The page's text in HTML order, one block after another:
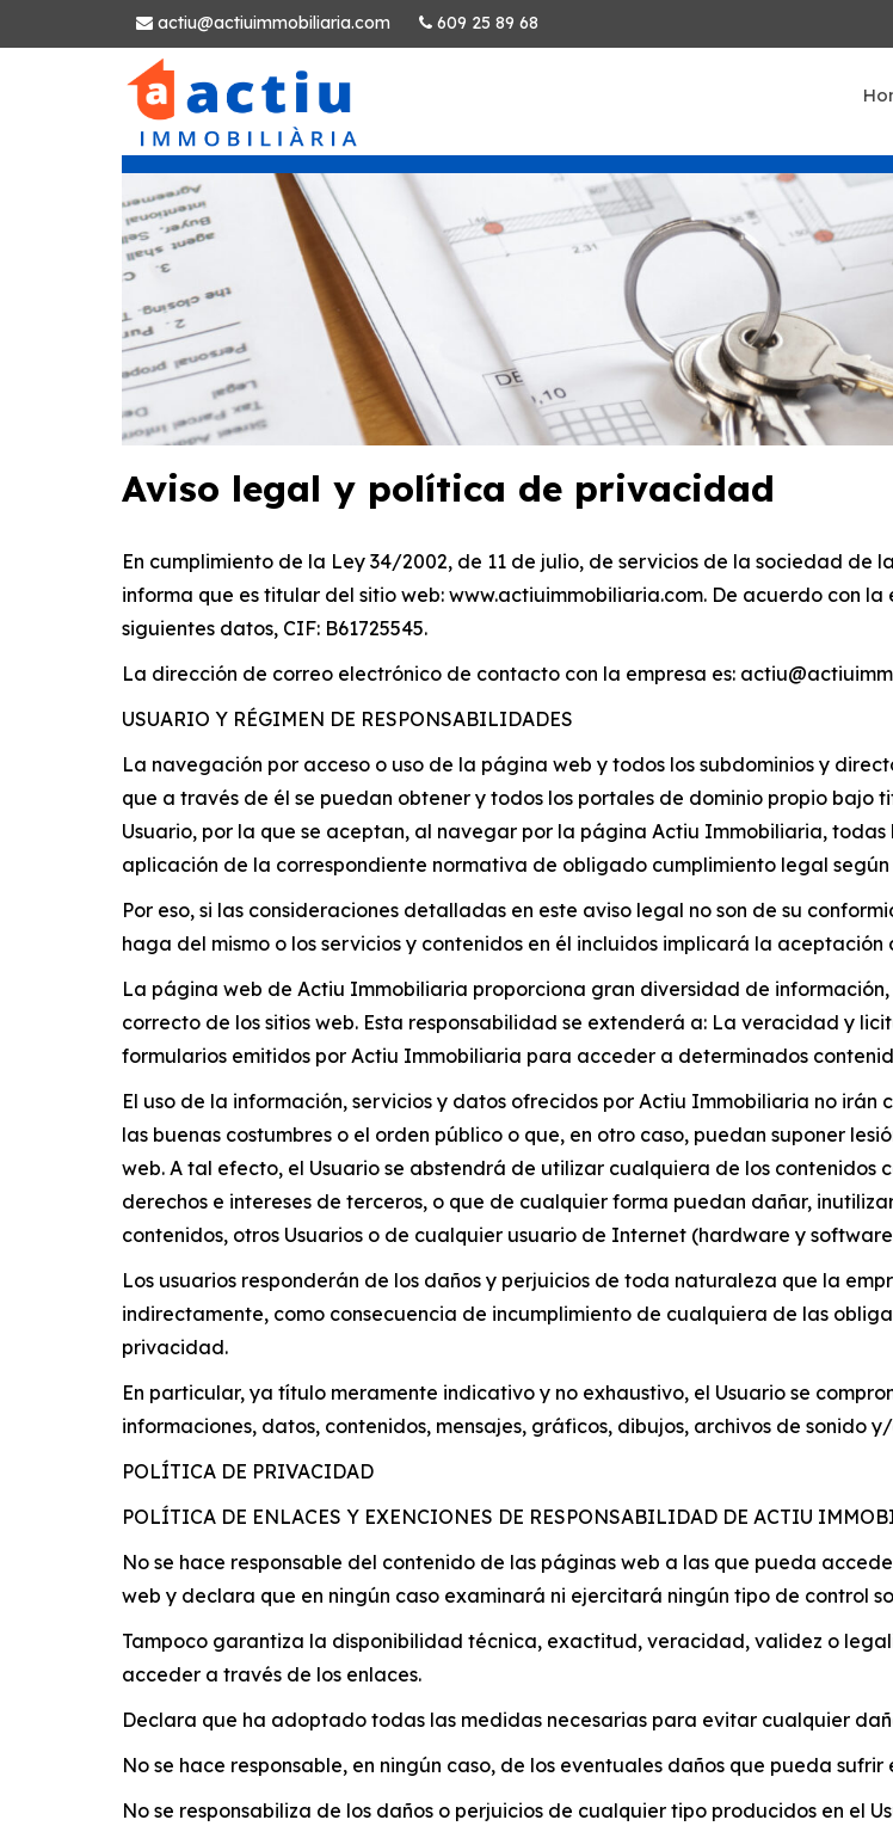
actiu@actiuimmobiliaria.com 609 25 89 68
Aviso legal y política de privacidad
En cumplimiento de la Ley 34/2002, de 11 de julio, de servicios de la sociedad
informa que es titular del sitio web: www.actiuimmobiliaria.com. De acuerdo con
siguientes datos, CIF: B61725545.
La dirección de correo electrónico de contacto con la empresa es:
USUARIO Y RÉGIMEN DE RESPONSABILIDADES
La navegación por acceso o uso de la página web y todos los subdominios y
que a través de él se puedan obtener y todos los portales de dominio propio
Usuario, por la que se aceptan, al navegar por la página Actiu Immobiliaria,
aplicación de la correspondiente normativa de obligado cumplimiento legal según
Por eso, si las consideraciones detalladas en este aviso legal no son de su
haga del mismo o los servicios y contenidos en él incluidos implicará la
La página web de Actiu Immobiliaria proporciona gran diversidad de
correcto de los sitios web. Esta responsabilidad se extenderá a: La veracidad y
formularios emitidos por Actiu Immobiliaria para acceder a determinados
El uso de la información, servicios y datos ofrecidos por Actiu Immobiliaria no irán
las buenas costumbres o el orden público o que, en otro caso, puedan suponer
web. A tal efecto, el Usuario se abstendrá de utilizar cualquiera de los contenidos
derechos e intereses de terceros, o que de cualquier forma puedan dañar,
contenidos, otros Usuarios o de cualquier usuario de Internet (hardware y
Los usuarios responderán de los daños y perjuicios de toda naturaleza que la
indirectamente, como consecuencia de incumplimiento de cualquiera de las
privacidad.
En particular, ya título meramente indicativo y no exhaustivo, el Usuario se
informaciones, datos, contenidos, mensajes, gráficos, dibujos, archivos de sonido
POLÍTICA DE PRIVACIDAD
POLÍTICA DE ENLACES Y EXENCIONES DE RESPONSABILIDAD DE ACTIU
No se hace responsable del contenido de las páginas web a las que pueda
web y declara que en ningún caso examinará ni ejercitará ningún tipo de control
Tampoco garantiza la disponibilidad técnica, exactitud, veracidad, validez o
acceder a través de los enlaces.
Declara que ha adoptado todas las medidas necesarias para evitar cualquier
No se hace responsable, en ningún caso, de los eventuales daños que pueda
No se responsabiliza de los daños o perjuicios de cualquier tipo producidos en el